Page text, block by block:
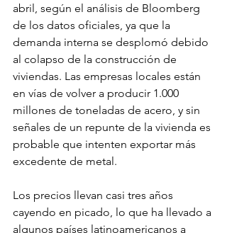
abril, según el análisis de Bloomberg
de los datos oficiales, ya que la
demanda interna se desplomó debido
al colapso de la construcción de
viviendas. Las empresas locales están
en vías de volver a producir 1.000
millones de toneladas de acero, y sin
señales de un repunte de la vivienda es
probable que intenten exportar más
excedente de metal.
Los precios llevan casi tres años
cayendo en picado, lo que ha llevado a
algunos países latinoamericanos a